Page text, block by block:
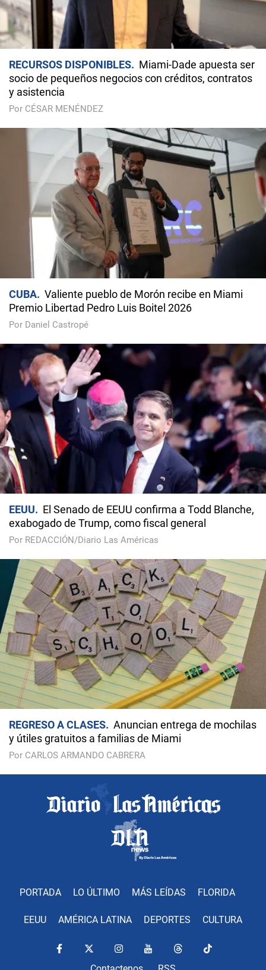
RECURSOS DISPONIBLES
Miami-Dade apuesta ser
socio de pequeños negocios con créditos, contratos
y asistencia
Por CÉSAR MENÉNDEZ
CUBA
Valiente pueblo de Morón recibe en Miami
Premio Libertad Pedro Luis Boitel 2026
Por Daniel Castropé
EEUU
El Senado de EEUU confirma a Todd Blanche,
exabogado de Trump, como fiscal general
Por REDACCIÓN/Diario Las Américas
REGRESO A CLASES
Anuncian entrega de mochilas
y útiles gratuitos a familias de Miami
Por CARLOS ARMANDO CABRERA
PORTADA LO ÚLTIMO MÁS LEÍDAS FLORIDA
EEUU AMÉRICA LATINA DEPORTES CULTURA